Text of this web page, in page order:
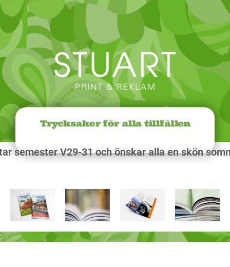
Trycksaker för alla tillfällen
semester V29-31 och önskar alla en skön